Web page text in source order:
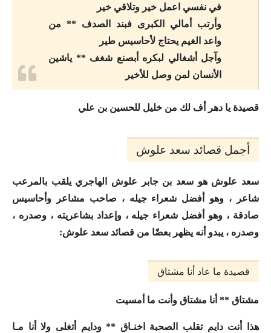
في نفسي اعمل خير وتلاقي خير
وأرتب أمالي الكبرى فبند الصدف ** من
واعد الغيم يحتاج لأحاسيس طير
وآجل أشغالي لبكره أبصنع شغف ** ياشين
الأنسان لمن وصل للأخير
قصيدة يا دهر أف لك من خليل للحسين بن علي
أجمل قصائد سعد علوش
سعد علوش هو سعد بن جابر علوش الهاجري يلقب بالمرعب
شاعر ، وهو أفضل شعراء جيله ، صاحب مشاعر وأحاسيس
صادقة ، وهو أفضل شعراء جيله ، وإعداد بشاعريته ، وصدره ،
وصدره ، يبدو أنه يظهر بعضًا من قصائد سعد علوش:
قصيدة ما عاد أنا مشتاق
مشتاق ** أنا مشتاق وأنت ما أمسيت
هذا أنت دايم تقلب الصحبة اخنـاق ** ودايم أتغلى ولا أنا مـا